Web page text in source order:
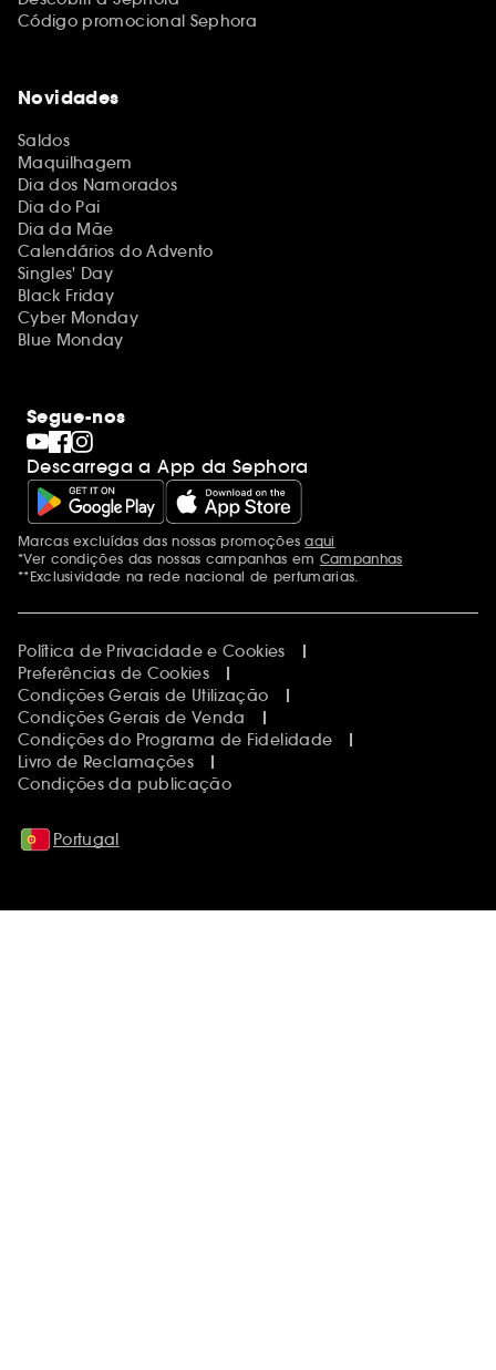
Código promocional Sephora
Novidades
Saldos
Maquilhagem
Dia dos Namorados
Dia do Pai
Dia da Mãe
Calendários do Advento
Singles' Day
Black Friday
Cyber Monday
Blue Monday
Segue-nos
Descarrega a App da Sephora
Menções adicionais
Marcas excluídas das nossas promoçõesaqui
*Ver condições das nossas campanhas em Campanhas
**Exclusividade na rede nacional de perfumarias.
Política de Privacidade e Cookies
Preferências de Cookies
Condições Gerais de Utilização
Condições Gerais de Venda
Condições do Programa de Fidelidade
Livro de Reclamações
Condições da publicação
Portugal